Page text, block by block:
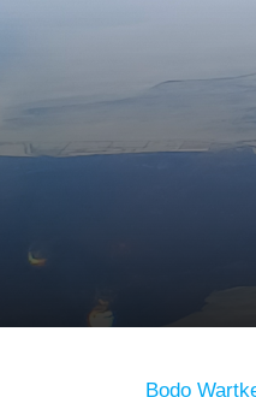
di latino, ed infine
collegamenti a due
con scuole
su testi e riflessioni
Teamunterricht
Bodo